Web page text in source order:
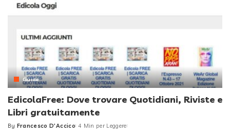
Guide
EdicolaFree: Dove trovare Quotidiani, Riviste e
Libri gratuitamente
Posted
By Francesco D'Accico 4 Min per Leggere